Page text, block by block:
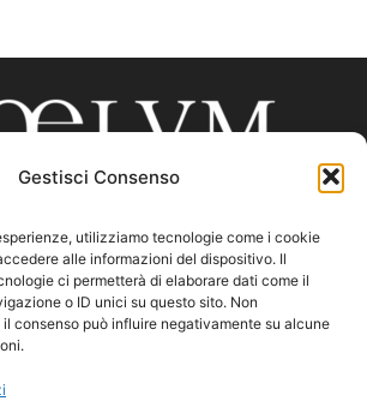
Gestisci Consenso
utilizziamo tecnologie come i cookie
alle informazioni del dispositivo. Il
ci permetterà di elaborare dati come il
o ID unici su questo sito. Non
consenso può influire negativamente su alcune
CHI SIAMO
coelumastro@coelum.com